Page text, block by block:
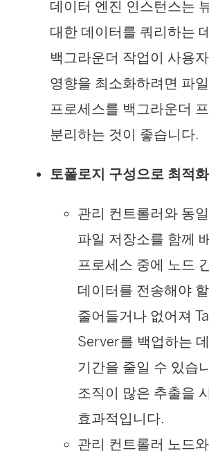
데이터 엔진 인스턴스는
대한 데이터를 쿼리하는
백그라운더 작업이 사용
영향을 최소화하려면 파
프로세스를 백그라운더
분리하는 것이 좋습니다.
토폴로지 구성으로 최적
관리 컨트롤러와 동
파일 저장소를 함께
프로세스 중에 노드
데이터를 전송해야
줄어들거나 없어져
Server를 백업하는
기간을 줄일 수 있습
조직이 많은 추출을
효과적입니다.
관리 컨트롤러 노드